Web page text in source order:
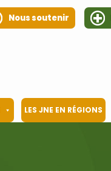
Nous soutenir
LES JNE EN RÉGIONS